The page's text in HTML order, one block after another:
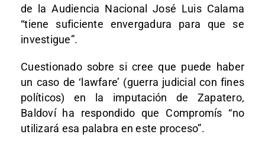
de la Audiencia Nacional José Luis Calama
“tiene suficiente envergadura para que se
investigue”.
Cuestionado sobre si cree que puede haber
un caso de ‘lawfare’ (guerra judicial con fines
políticos) en la imputación de Zapatero,
Baldoví ha respondido que Compromís “no
utilizará esa palabra en este proceso”.